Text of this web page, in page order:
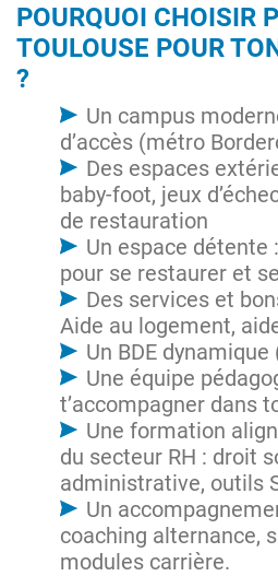
POURQUOI CHOISIR
TOULOUSE POUR
?
Un campus
d’accès (métro
Des espaces
baby-foot, jeux
de restauration
Un espace détente
pour se restaurer et
Des services et
Aide au logement,
Un BDE dynamique
Une équipe
t’accompagner dans
Une formation
du secteur RH : droit
administrative, outils
Un
coaching alternance,
modules carrière.